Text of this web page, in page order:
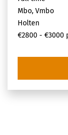
Mbo, Vmbo
Holten
€2800 - €3000